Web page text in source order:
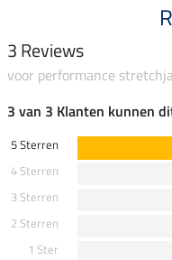
3 Reviews
voor performance
3 van 3 Klanten kunnen
5 Sterren
4 Sterren
3 Sterren
2 Sterren
1 Ster